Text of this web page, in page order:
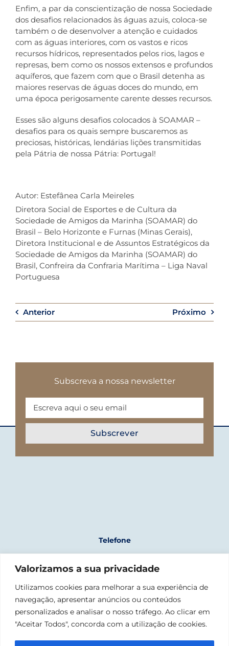
Valorizamos a sua privacidade
Utilizamos cookies para melhorar a sua experiência de
navegação, apresentar anúncios ou conteúdos
personalizados e analisar o nosso tráfego. Ao clicar em
"Aceitar Todos", concorda com a utilização de cookies.
Enfim, a par da conscientização de nossa Sociedade
dos desafios relacionados às águas azuis, coloca-se
também o de desenvolver a atenção e cuidados
com as águas interiores, com os vastos e ricos
recursos hídricos, representados pelos rios, lagos e
represas, bem como os nossos extensos e profundos
aquíferos, que fazem com que o Brasil detenha as
maiores reservas de águas doces do mundo, em
uma época perigosamente carente desses recursos.
Esses são alguns desafios colocados à SOAMAR –
desafios para os quais sempre buscaremos as
preciosas, históricas, lendárias lições transmitidas
pela Pátria de nossa Pátria: Portugal!
Autor: Estefânea Carla Meireles
Diretora Social de Esportes e de Cultura da
Sociedade de Amigos da Marinha (SOAMAR) do
Brasil – Belo Horizonte e Furnas (Minas Gerais),
Diretora Institucional e de Assuntos Estratégicos da
Sociedade de Amigos da Marinha (SOAMAR) do
Brasil, Confreira da Confraria Marítima – Liga Naval
Portuguesa
Anterior Próximo
Subscreva a nossa newsletter
Telefone
(chamada para rede móvel nacional)
Morada
Fábrica Nacional da Cordoaria
Rua da Junqueira, 1300-342 Lisboa
Email